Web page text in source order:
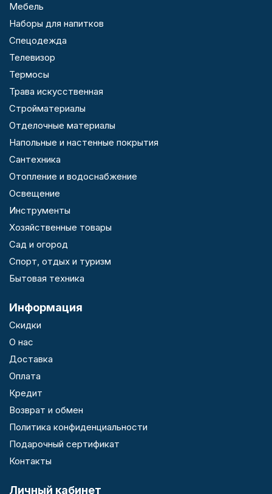
Мебель
Наборы для напитков
Спецодежда
Телевизор
Термосы
Трава искусственная
Стройматериалы
Отделочные материалы
Напольные и настенные покрытия
Сантехника
Отопление и водоснабжение
Освещение
Инструменты
Хозяйственные товары
Сад и огород
Спорт, отдых и туризм
Бытовая техника
Информация
Скидки
О нас
Доставка
Оплата
Кредит
Возврат и обмен
Политика конфиденциальности
Подарочный сертификат
Контакты
Личный кабинет